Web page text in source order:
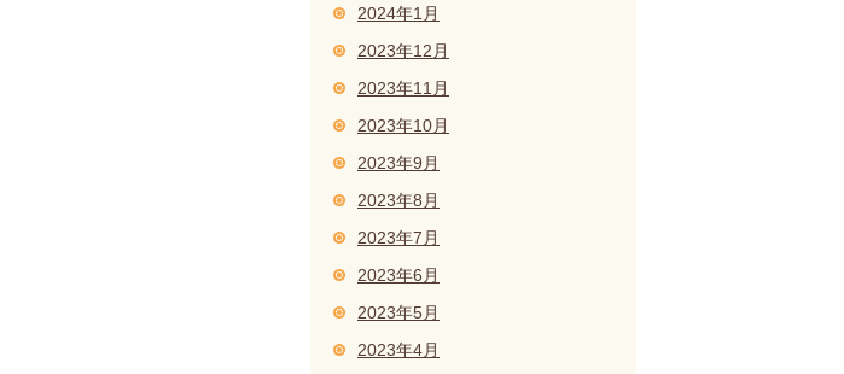
2024年1月
2023年12月
2023年11月
2023年10月
2023年9月
2023年8月
2023年7月
2023年6月
2023年5月
2023年4月